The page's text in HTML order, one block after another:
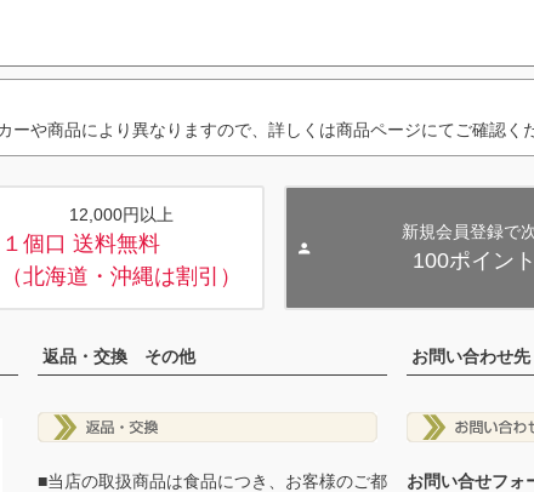
ーや商品により異なりますので、詳しくは商品ページにてご確認く
12,000円以上
１個口 送料無料
（北海道・沖縄は割引）
新規会員登録で
100ポイン
返品・交換 その他
■当店の取扱商品は食品につき、お客様のご都
お問い合わせ先
お問い合せフ